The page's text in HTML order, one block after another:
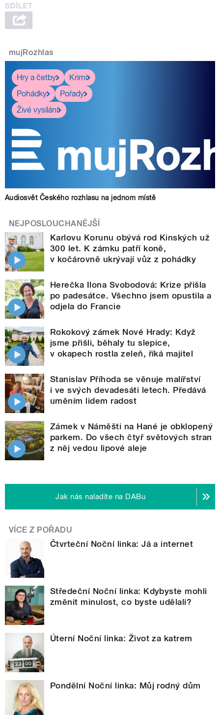
mujRozhlas
Hry a četby
Krimi
Pohádky
Pořady
Živé vysílání
Audiosvět Českého rozhlasu na jednom místě
NEJPOSLOUCHANĚJŠÍ
Karlovu Korunu obývá rod Kinských už
300 let. K zámku patří koně,
v kočárovně ukrývají vůz z pohádky
Herečka Ilona Svobodová: Krize přišla
po padesátce. Všechno jsem opustila a
odjela do Francie
Rokokový zámek Nové Hrady: Když
jsme přišli, běhaly tu slepice,
v okapech rostla zeleň, říká majitel
Stanislav Příhoda se věnuje malířství
i ve svých devadesáti letech. Předává
uměním lidem radost
Zámek v Náměšti na Hané je obklopený
parkem. Do všech čtyř světových stran
z něj vedou lipové aleje
Jak nás naladíte na DABu
VÍCE Z POŘADU
Čtvrteční Noční linka: Já a internet
Středeční Noční linka: Kdybyste mohli
změnit minulost, co byste udělali?
Úterní Noční linka: Život za katrem
Pondělní Noční linka: Můj rodný dům